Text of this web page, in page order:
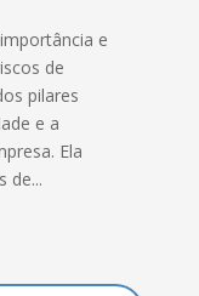
e
de
pilares
e a
Ela
de...